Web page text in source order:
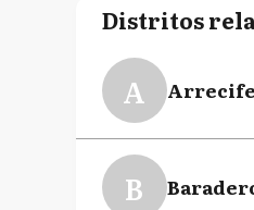
Distritos
A
B